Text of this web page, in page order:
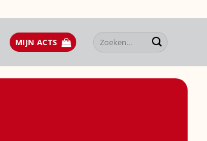
MIJN ACTS
Zoeken
naar: